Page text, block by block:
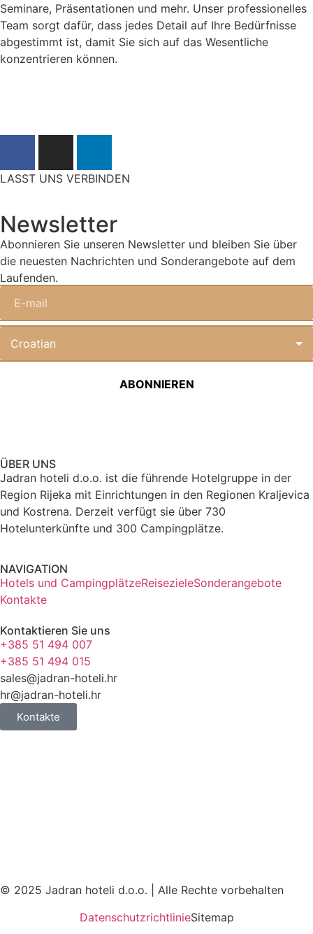
Seminare, Präsentationen und mehr. Unser professionelles
Team sorgt dafür, dass jedes Detail auf Ihre Bedürfnisse
abgestimmt ist, damit Sie sich auf das Wesentliche
konzentrieren können.
LASST UNS VERBINDEN
Newsletter
Abonnieren Sie unseren Newsletter und bleiben Sie über
die neuesten Nachrichten und Sonderangebote auf dem
Laufenden.
ÜBER UNS
Jadran hoteli d.o.o. ist die führende Hotelgruppe in der
Region Rijeka mit Einrichtungen in den Regionen Kraljevica
und Kostrena. Derzeit verfügt sie über 730
Hotelunterkünfte und 300 Campingplätze.
NAVIGATION
Hotels und CampingplätzeReisezieleSonderangebote
Kontakte
Kontaktieren Sie uns
+385 51 494 007
+385 51 494 015
sales@jadran-hoteli.hr
hr@jadran-hoteli.hr
Kontakte
© 2025 Jadran hoteli d.o.o. | Alle Rechte vorbehalten
DatenschutzrichtlinieSitemap